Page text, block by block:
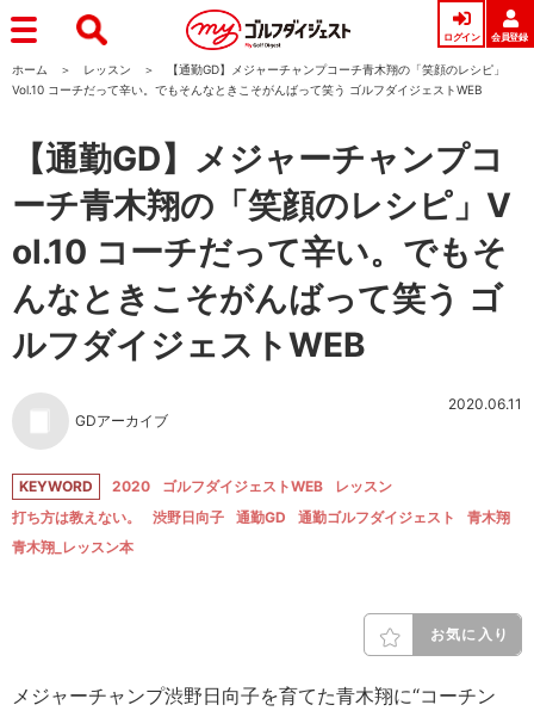
ログイン 会員登録
ホーム レッスン
【通勤GD】メジャーチャンプコーチ青木翔の「笑顔のレシピ」
Vol.10 コーチだって辛い。でもそんなときこそがんばって笑う ゴルフダイジェストWEB
【通勤GD】メジャーチャンプコ
ーチ青木翔の「笑顔のレシピ」V
ol.10 コーチだって辛い。でもそ
んなときこそがんばって笑う ゴ
ルフダイジェストWEB
GDアーカイブ
2020.06.11
KEYWORD 2020 ゴルフダイジェストWEB
レッスン
打ち方は教えない。
渋野日向子 通勤GD 通勤ゴルフダイジェスト
青木翔
青木翔_レッスン本
お気に入り
メジャーチャンプ渋野日向子を育てた青木翔に“コーチン